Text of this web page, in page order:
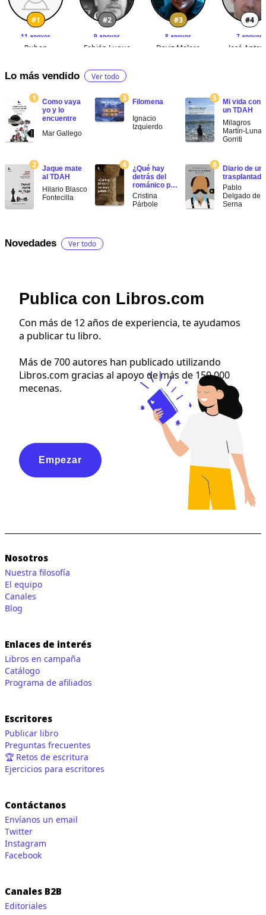
#1
11 apoyos
Ruben
#2
9 apoyos
Fabián Luque
#3
8 apoyos
Daviz Melero
#4
7 apoyos
José
Lo más vendido Ver todo
1
Como vaya
yo y lo
encuentre
Mar Gallego
2
Jaque mate
al TDAH
Hilario Blasco
Fontecilla
3
Filomena
Ignacio
Izquierdo
4
¿Qué hay
detrás del
románico p…
Cristina
Párbole
5
Mi vida con
un TDAH
Milagros
Martín-Lunas
Gorriti
6
Diario de un
trasplantado
Pablo
Delgado de
Serna
Novedades Ver todo
Publica con Libros.com
Con más de 12 años de experiencia, te ayudamos
a publicar tu libro.
Más de 700 autores han publicado utilizando
Libros.com gracias al apoyo de más de 150.000
mecenas.
Empezar
Nosotros
Nuestra filosofía
El equipo
Canales
Blog
Enlaces de interés
Libros en campaña
Catálogo
Programa de afiliados
Escritores
Publicar libro
Preguntas frecuentes
🏆 Retos de escritura
Ejercicios para escritores
Contáctanos
Envíanos un email
Twitter
Instagram
Facebook
Canales B2B
Editoriales